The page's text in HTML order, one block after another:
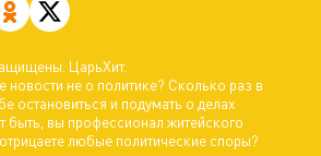
ЦарьХит.
новости не о политике? Сколько раз в
остановиться и подумать о делах
быть, вы профессионал житейского
любые политические споры?